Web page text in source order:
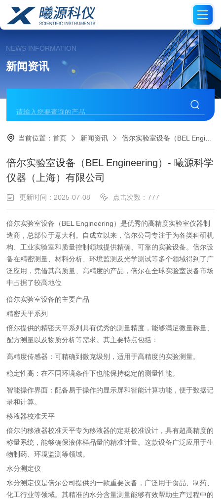
NEWS INFORMATION
新闻资讯
当前位置：首页 新闻资讯 倍尔实验室设备（BEL Engineering）- 曦源科学仪器（上海）有限公司
倍尔实验室设备（BEL Engineering）- 曦源科学
仪器（上海）有限公司
更新时间：2025-07-08 点击次数：777
倍尔实验室设备（BEL Engineering）是优秀的高精度实验室仪器制
造商，总部位于意大利。自成立以来，倍尔公司专注于为各类科研机
构、工业实验室和质量控制领域提供精确、可靠的实验设备。倍尔设
备在精密测量、材料分析、环境监测及光学测试等多个领域得到了广
泛应用，凭借其高质量、高精度的产品，倍尔在全球实验室设备市场
中占据了较高地位
倍尔实验室设备的主要产品
精密天平系列
倍尔提供的精密天平系列具有优秀的测量精度，能够满足微量称量、
配方测量以及物质分析等需求。其主要特点包括：
高精度传感器：可精确到微克级别，适用于高精度的实验测量。
稳定性高：在不同环境条件下也能保持稳定的测量性能。
智能操作界面：配备易于操作的显示屏和智能计算功能，便于数据记
录和计算。
移液器校准天平
倍尔的移液器校准天平专为移液器的定期校准设计，具有超高精度的
称量系统，能够确保液体样品量的精准计量。这款设备广泛应用于生
物制药、环境监测等领域。
水分测定仪
水分测定仪是倍尔公司提供的一款重要设备，广泛用于食品、制药、
化工行业等领域。其精准的水分含量测量能够有效帮助生产过程中的